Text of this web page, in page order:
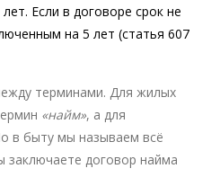
лет. Если в договоре срок не
на 5 лет (статья 607
терминами. Для жилых
«найм», а для
в быту мы называем всё
договор найма